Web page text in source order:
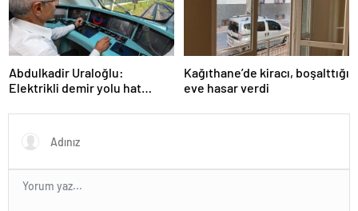
Abdulkadir Uraloğlu:
Elektrikli demir yolu hat
kilometreye yükselttik
Kağıthane’de kiracı, boşalttığı
eve hasar verdi